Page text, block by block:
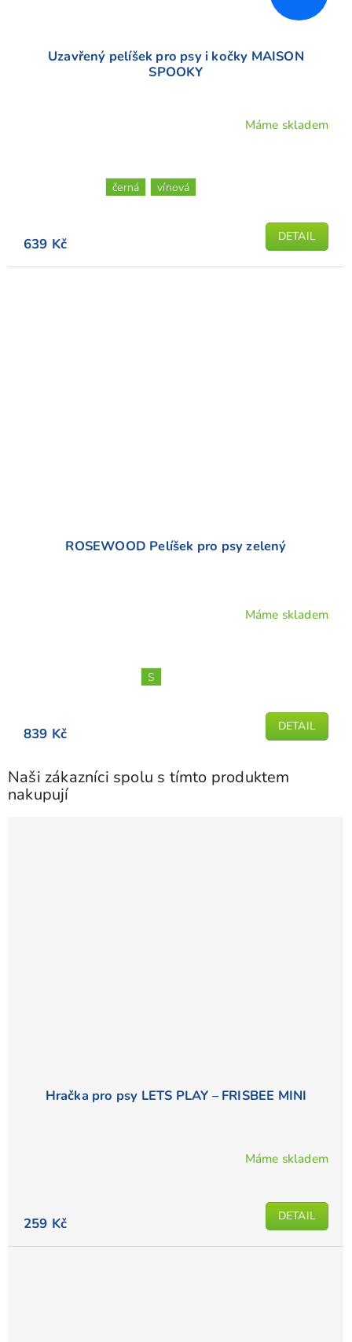
Uzavřený pelíšek pro psy i kočky MAISON
SPOOKY
Máme skladem
639 Kč DETAIL
černá vínová
ROSEWOOD Pelíšek pro psy zelený
5
hvězdiček.
Máme skladem
839 Kč DETAIL
S
Naši zákazníci spolu s tímto produktem
nakupují
Hračka pro psy LETS PLAY – FRISBEE MINI
je
Máme skladem
259 Kč DETAIL